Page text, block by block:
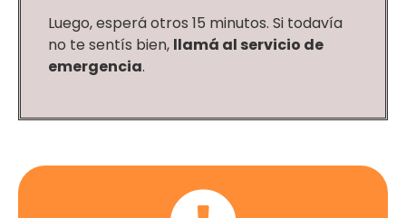
Luego, esperá otros 15 minutos. Si todavía
no te sentís bien, llamá al servicio de
emergencia.